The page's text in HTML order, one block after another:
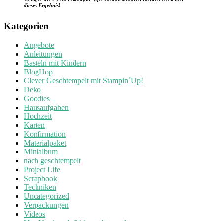
dieses Ergebnis!
Kategorien
Angebote
Anleitungen
Basteln mit Kindern
BlogHop
Clever Geschtempelt mit Stampin´Up!
Deko
Goodies
Hausaufgaben
Hochzeit
Karten
Konfirmation
Materialpaket
Minialbum
nach geschtempelt
Project Life
Scrapbook
Techniken
Uncategorized
Verpackungen
Videos